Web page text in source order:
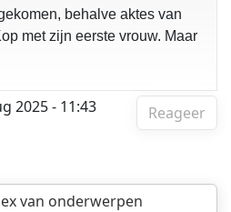
behalve aktes van
met zijn eerste vrouw. Maar
Reageer
2025 - 11:43
van onderwerpen